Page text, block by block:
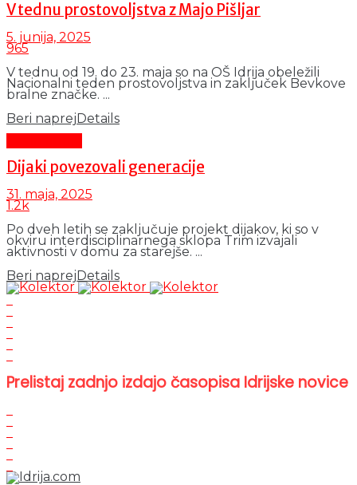
V tednu prostovoljstva z Majo Pišljar
5. junija, 2025
965
V tednu od 19. do 23. maja so na OŠ Idrija obeležili
Nacionalni teden prostovoljstva in zaključek Bevkove
bralne značke. ...
Beri naprejDetails
Dijaki povezovali generacije
31. maja, 2025
1.2k
Po dveh letih se zaključuje projekt dijakov, ki so v
okviru interdisciplinarnega sklopa Trim izvajali
aktivnosti v domu za starejše. ...
Beri naprej Details
Prelistaj zadnjo izdajo časopisa Idrijske novice